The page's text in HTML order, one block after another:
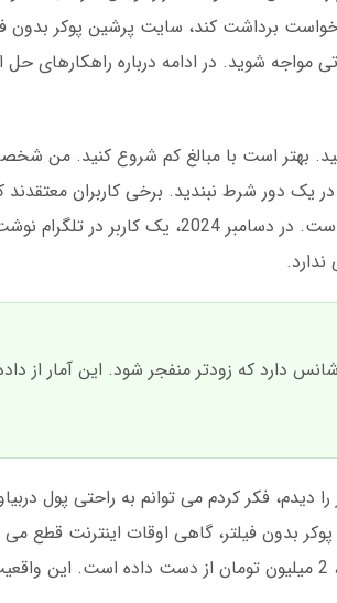
برداشت کند، سایت پرشین پوکر بدون
مواجه شوید. در ادامه درباره
بانک رول خود را در یک دور شرط نبندید. برخی
خاصی برای انفجار دارد اما این شایعه تایید نشده
بدون فیلتر، گاهی اوقات اینترنت